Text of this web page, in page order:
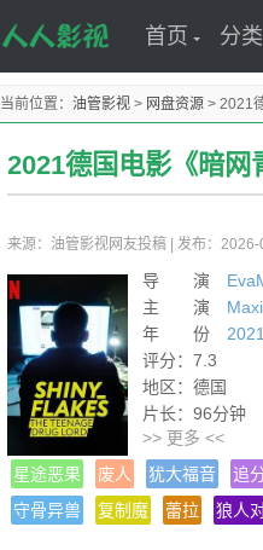
首页 分类
当前位置： 油管影视 > 网盘资源 > 2021
2021德国电影《暗网
来源：油管影视网友投稿 发布：2026-
导 演
主 演
年 份 2021
评分：7.3
地区：德国
片长：96分钟
导演：Eva Müller
热度：4296℃
类型：
语言：德语
>> 更多 <<
星途恶果
废人 犹大福音 追
守骨异兽
复制魔 蕾拉 狼人